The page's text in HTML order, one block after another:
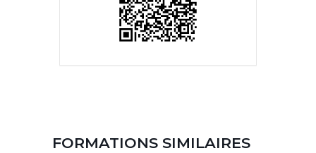
FORMATIONS SIMILAIRES